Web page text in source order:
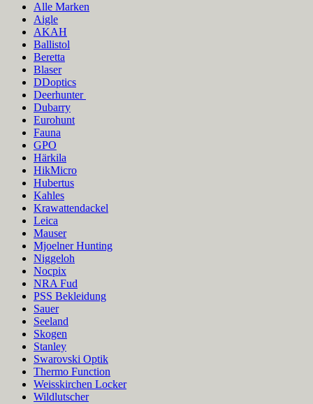
Alle Marken
Aigle
AKAH
Ballistol
Beretta
Blaser
DDoptics
Deerhunter
Dubarry
Eurohunt
Fauna
GPO
Härkila
HikMicro
Hubertus
Kahles
Krawattendackel
Leica
Mauser
Mjoelner Hunting
Niggeloh
Nocpix
NRA Fud
PSS Bekleidung
Sauer
Seeland
Skogen
Stanley
Swarovski Optik
Thermo Function
Weisskirchen Locker
Wildlutscher